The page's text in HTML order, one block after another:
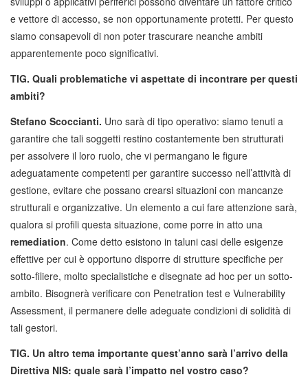
e vettore di accesso, se non opportunamente protetti. Per questo
siamo consapevoli di non poter trascurare neanche ambiti
apparentemente poco significativi.
TIG. Quali problematiche vi aspettate di incontrare per questi
ambiti?
Stefano Scoccianti. Uno sarà di tipo operativo: siamo tenuti a
garantire che tali soggetti restino costantemente ben strutturati
per assolvere il loro ruolo, che vi permangano le figure
adeguatamente competenti per garantire successo nell’attività di
gestione, evitare che possano crearsi situazioni con mancanze
strutturali e organizzative. Un elemento a cui fare attenzione sarà,
qualora si profili questa situazione, come porre in atto una
remediation. Come detto esistono in taluni casi delle esigenze
effettive per cui è opportuno disporre di strutture specifiche per
sotto-filiere, molto specialistiche e disegnate ad hoc per un sotto-
ambito. Bisognerà verificare con Penetration test e Vulnerability
Assessment, il permanere delle adeguate condizioni di solidità di
tali gestori.
TIG. Un altro tema importante quest’anno sarà l’arrivo della
Direttiva NIS: quale sarà l’impatto nel vostro caso?